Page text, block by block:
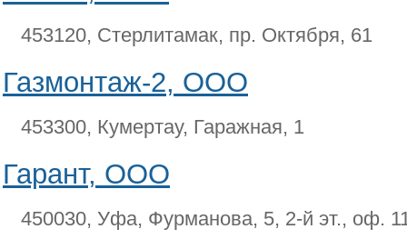
453120, Стерлитамак, пр. Октября, 61
Газмонтаж-2, ООО
453300, Кумертау, Гаражная, 1
Гарант, ООО
450030, Уфа, Фурманова, 5, 2-й эт., оф.